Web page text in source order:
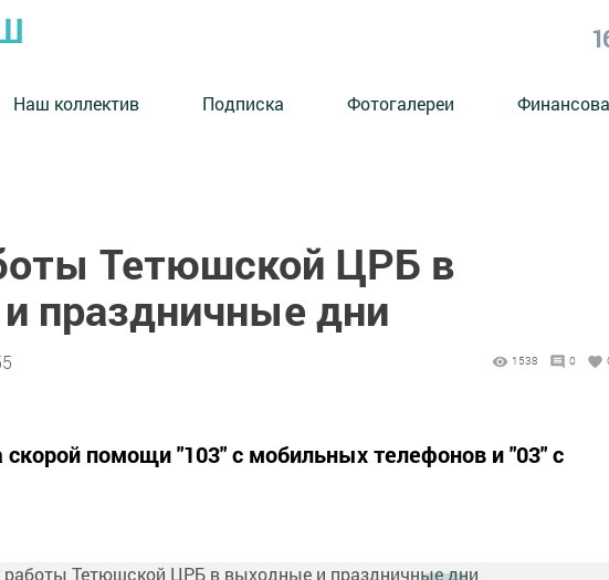
Наш коллектив Подписка Фотогалереи
Тетюшской ЦРБ в
праздничные дни
1538 0
помощи "103" с мобильных телефонов и "03" с